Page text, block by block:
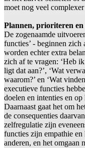
moet nog veel
Plannen, prioriteren en
De zogenaamde
functies’ - beginnen
worden echter extra
zich af te vragen: ‘Heb
ligt dat aan?’, ‘Wat
waarom?’ en ‘Wat
executieve functies
doelen en intenties en
Daarnaast gaat het om
de consequenties
zelfregulatie zijn
functies zijn empathie
anderen, en het omgaan